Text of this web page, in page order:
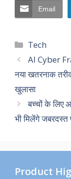
Email
Categories
Tech
AI Cyber
नया खतरनाक
खुलासा
बच्चों के लिए
भी मिलेंगे जबरदस्त
Product